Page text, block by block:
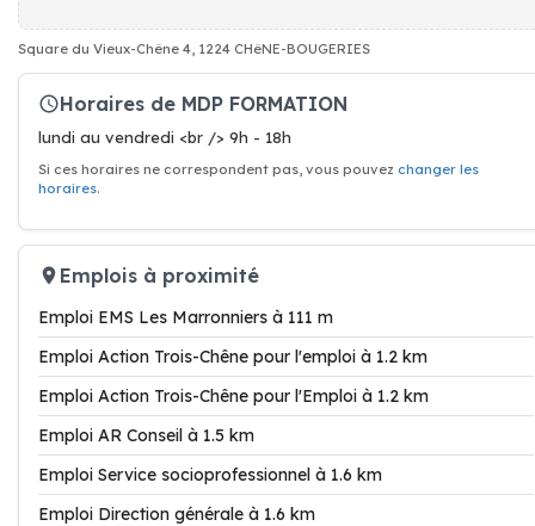
Square du Vieux-Chêne 4, 1224 CHêNE-BOUGERIES
Horaires de MDP FORMATION
lundi au vendredi <br /> 9h - 18h
Si ces horaires ne correspondent pas, vous pouvez changer les
horaires.
Emplois à proximité
Emploi EMS Les Marronniers à 111 m
Emploi Action Trois-Chêne pour l'emploi à 1.2 km
Emploi Action Trois-Chêne pour l'Emploi à 1.2 km
Emploi AR Conseil à 1.5 km
Emploi Service socioprofessionnel à 1.6 km
Emploi Direction générale à 1.6 km